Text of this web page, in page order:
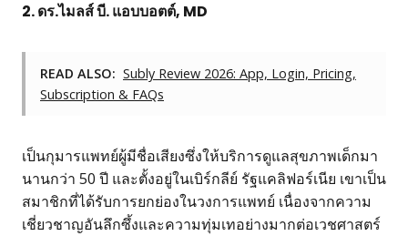
2. ดร.ไมลส์ บี. แอบบอตต์, MD
READ ALSO: Subly Review 2026: App, Login, Pricing,
Subscription & FAQs
เป็นกุมารแพทย์ผู้มีชื่อเสียงซึ่งให้บริการดูแลสุขภาพเด็กมา
นานกว่า 50 ปี และตั้งอยู่ในเบิร์กลีย์ รัฐแคลิฟอร์เนีย เขาเป็น
สมาชิกที่ได้รับการยกย่องในวงการแพทย์ เนื่องจากความ
เชี่ยวชาญอันลึกซึ้งและความทุ่มเทอย่างมากต่อเวชศาสตร์